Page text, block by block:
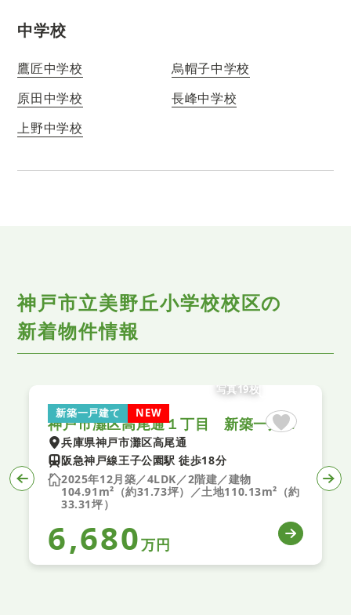
中学校
鷹匠中学校
烏帽子中学校
原田中学校
長峰中学校
上野中学校
神戸市立美野丘小学校校区の
新着物件情報
新築一戸建て NEW
写真19枚
神戸市灘区高尾通１丁目 新築一戸建て ２４－１期 ２号棟
兵庫県神戸市灘区高尾通
阪急神戸線王子公園駅 徒歩18分
2025年12月築／4LDK／2階建／建物
104.91m²（約31.73坪）／土地110.13m²（約
33.31坪）
6,680万円